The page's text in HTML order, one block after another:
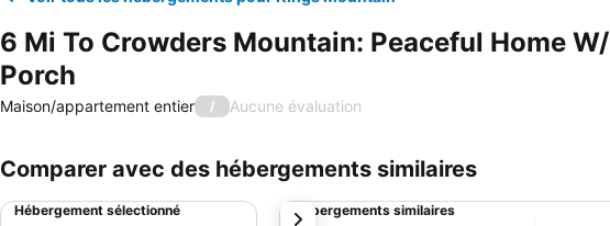
6 Mi To Crowders Mountain: Peaceful Home W/
Porch
Maison/appartement entier / Aucune évaluation
Comparer avec des hébergements similaires
Hébergement sélectionné Hébergements similaires
suivant